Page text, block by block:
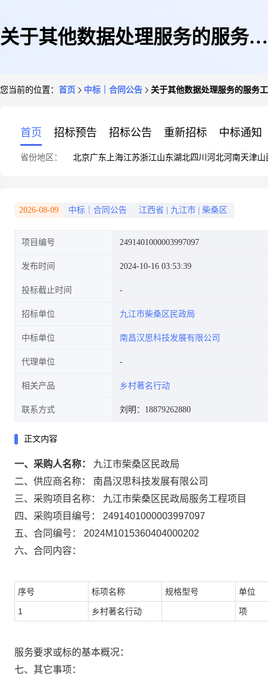
关于其他数据处理服务的服务工
您当前的位置： 首页 中标｜合同公告 关于其他数据处理服务的服务
首页 招标预告 招标公告 重新招标 中标通知
省份地区： 北京广东 上海江苏浙江山东湖北四川 河北河南天津山
2026-08-09 中标｜合同公告 江西省 九江市 柴桑区
项目编号 2491401000003997097
发布时间 2024-10-16 03:53:39
投标截止时间
招标单位 九江市柴桑区民政局
中标单位 南昌汉思科技发展有限公司
代理单位
相关产品 乡村著名行动
联系方式 刘明：18879262880
正文内容
一、采购人名称：
九江市柴桑区民政局
二、供应商名称：
南昌汉思科技发展有限公司
三、采购项目名称：
九江市柴桑区民政局服务工程项目
四、采购项目编号：
2491401000003997097
五、合同编号：
2024M1015360404000202
六、合同内容：
序号 标项名称 规格型号 单位
1 乡村著名行动 项
服务要求或标的基本概况：
七、其它事项：